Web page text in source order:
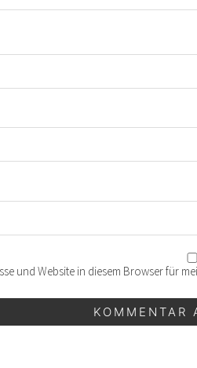
und Website in diesem Browser für